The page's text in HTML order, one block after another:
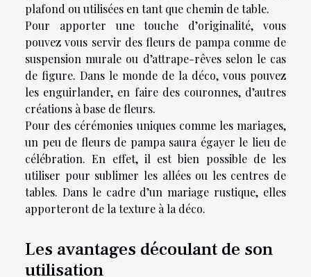
plafond ou utilisées en tant que chemin de table.
Pour apporter une touche d’originalité, vous
pouvez vous servir des fleurs de pampa comme de
suspension murale ou d’attrape-rêves selon le cas
de figure. Dans le monde de la déco, vous pouvez
les enguirlander, en faire des couronnes, d’autres
créations à base de fleurs.
Pour des cérémonies uniques comme les mariages,
un peu de fleurs de pampa saura égayer le lieu de
célébration. En effet, il est bien possible de les
utiliser pour sublimer les allées ou les centres de
tables. Dans le cadre d’un mariage rustique, elles
apporteront de la texture à la déco.
Les avantages découlant de son
utilisation